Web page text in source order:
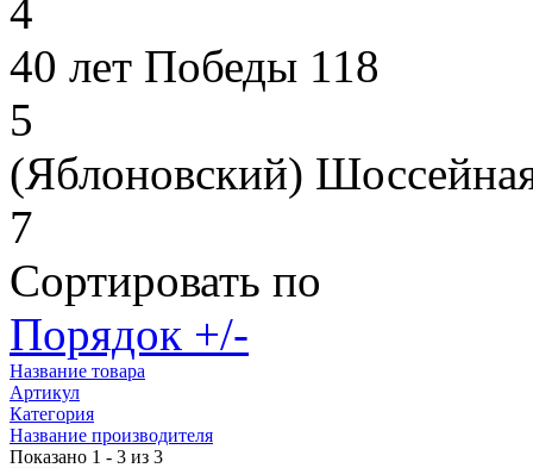
4
40 лет Победы 118
5
(Яблоновский)
7
Сортировать по
Порядок +/-
Название товара
Артикул
Категория
Название производителя
Показано 1 - 3 из 3